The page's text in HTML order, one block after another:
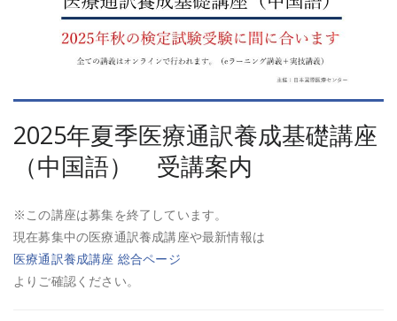
2025年夏季医療通訳養成基礎講座
（中国語） 受講案内
※この講座は募集を終了しています。
現在募集中の医療通訳養成講座や最新情報は
医療通訳養成講座 総合ページ
よりご確認ください。